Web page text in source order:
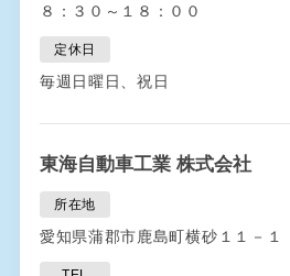
８：３０～１８：００
定休日
毎週日曜日、祝日
東海自動車工業 株式会社
所在地
愛知県蒲郡市鹿島町横砂１１－１